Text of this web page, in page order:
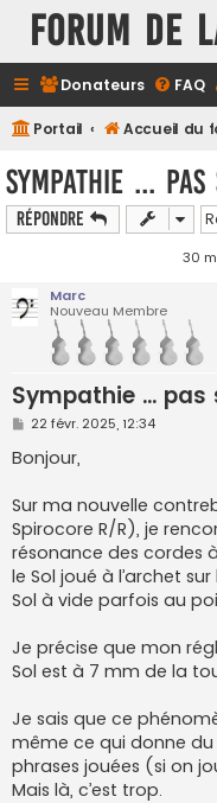
FORUM DE
Donateurs FAQ
Portail Accueil du
Sympathie ...
Répondre
30
Marc
Nouveau Membre
Sympathie ...
M
s
s
g
e
22 févr. 2025, 12:34
Bonjour,
Sur ma nouvelle
Spirocore R/R), je
résonance des cordes
le Sol joué à l’archet
Sol à vide parfois au
Je précise que mon
Sol est à 7 mm de la
Je sais que ce
même ce qui donne
phrases jouées (si on
Mais là, c’est trop.